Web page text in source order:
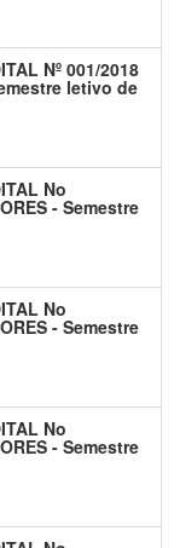
Nº 001/2018
letivo de
No
- Semestre
No
- Semestre
No
- Semestre